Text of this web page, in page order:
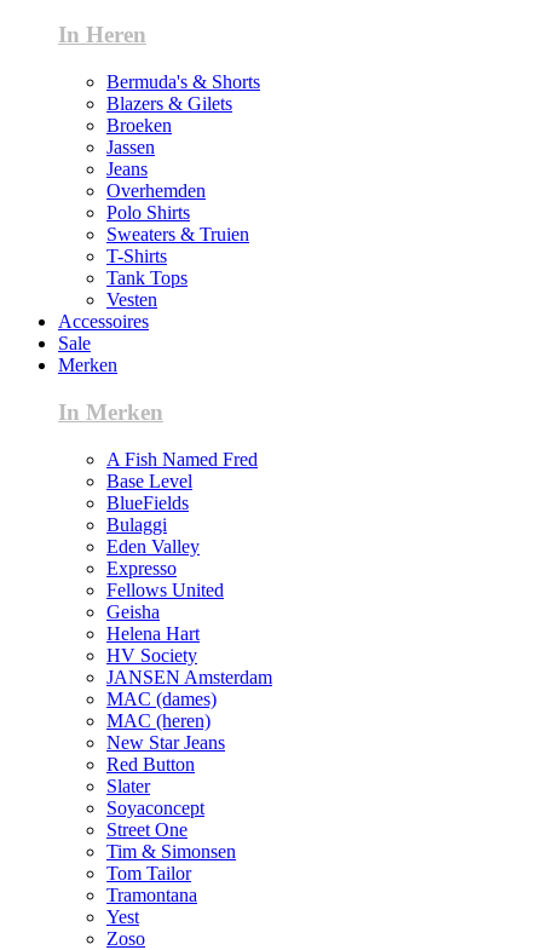
In Heren
Bermuda's & Shorts
Blazers & Gilets
Broeken
Jassen
Jeans
Overhemden
Polo Shirts
Sweaters & Truien
T-Shirts
Tank Tops
Vesten
Accessoires
Sale
Merken
In Merken
A Fish Named Fred
Base Level
BlueFields
Bulaggi
Eden Valley
Expresso
Fellows United
Geisha
Helena Hart
HV Society
JANSEN Amsterdam
MAC (dames)
MAC (heren)
New Star Jeans
Red Button
Slater
Soyaconcept
Street One
Tim & Simonsen
Tom Tailor
Tramontana
Yest
Zoso